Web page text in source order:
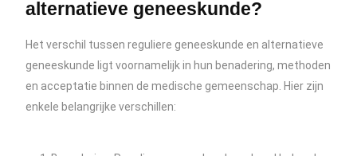
alternatieve geneeskunde?
Het verschil tussen reguliere geneeskunde en alternatieve
geneeskunde ligt voornamelijk in hun benadering, methoden
en acceptatie binnen de medische gemeenschap. Hier zijn
enkele belangrijke verschillen: